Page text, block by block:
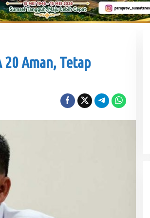
20 Aman, Tetap
PHK di Sumsel Capai 1.400 Pekerja, DPRD